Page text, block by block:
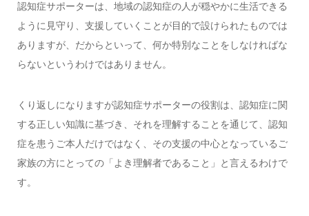
認知症サポーターは、地域の認知症の人が穏やかに生活できる
ように見守り、支援していくことが目的で設けられたものでは
ありますが、だからといって、何か特別なことをしなければな
らないというわけではありません。
くり返しになりますが認知症サポーターの役割は、認知症に関
する正しい知識に基づき、それを理解することを通じて、認知
症を患うご本人だけではなく、その支援の中心となっているご
家族の方にとっての「よき理解者であること」と言えるわけで
す。